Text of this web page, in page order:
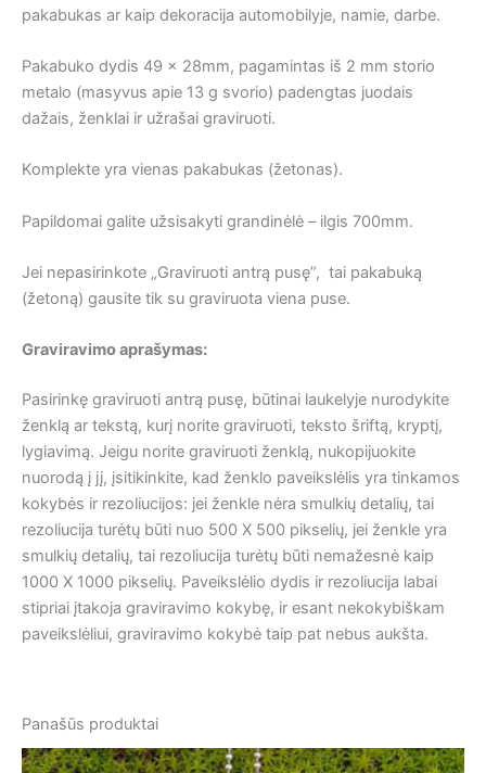
pakabukas ar kaip dekoracija automobilyje, namie, darbe.
Pakabuko dydis 49 x 28mm, pagamintas iš 2 mm storio
metalo (masyvus apie 13 g svorio) padengtas juodais
dažais, ženklai ir užrašai graviruoti.
Komplekte yra vienas pakabukas (žetonas).
Papildomai galite užsisakyti grandinėlė – ilgis 700mm.
Jei nepasirinkote „Graviruoti antrą pusę”, tai pakabuką
(žetoną) gausite tik su graviruota viena puse.
Graviravimo aprašymas:
Pasirinkę graviruoti antrą pusę, būtinai laukelyje nurodykite
ženklą ar tekstą, kurį norite graviruoti, teksto šriftą, kryptį,
lygiavimą. Jeigu norite graviruoti ženklą, nukopijuokite
nuorodą į jį, įsitikinkite, kad ženklo paveikslėlis yra tinkamos
kokybės ir rezoliucijos: jei ženkle nėra smulkių detalių, tai
rezoliucija turėtų būti nuo 500 X 500 pikselių, jei ženkle yra
smulkių detalių, tai rezoliucija turėtų būti nemažesnė kaip
1000 X 1000 pikselių. Paveikslėlio dydis ir rezoliucija labai
stipriai įtakoja graviravimo kokybę, ir esant nekokybiškam
paveikslėliui, graviravimo kokybė taip pat nebus aukšta.
Panašūs produktai